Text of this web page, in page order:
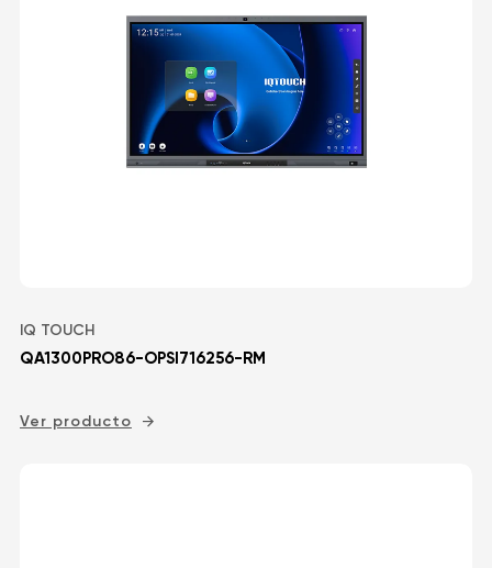
IQ TOUCH
QA1300PRO86-OPSI716256-RM
Ver producto